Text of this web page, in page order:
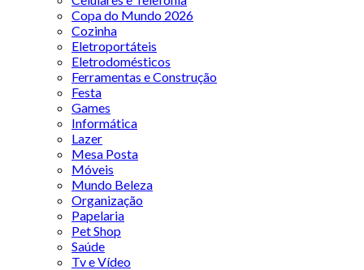
Copa do Mundo 2026
Cozinha
Eletroportáteis
Eletrodomésticos
Ferramentas e Construção
Festa
Games
Informática
Lazer
Mesa Posta
Móveis
Mundo Beleza
Organização
Papelaria
Pet Shop
Saúde
Tv e Vídeo